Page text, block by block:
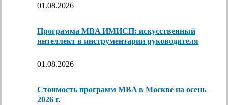
01.08.2026
Программа MBA ИМИСП: искусственный
интеллект в инструментарии руководителя
01.08.2026
Стоимость программ MBA в Москве на осень
2026 г.